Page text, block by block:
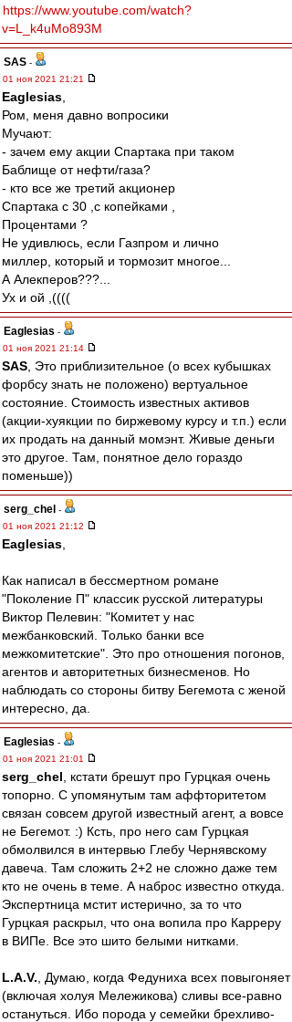
https://www.youtube.com/watch?
v=L_k4uMo893M
SAS -
01 ноя 2021 21:21
Eaglesias
Ром, меня давно вопросики
Мучают:
- зачем ему акции Спартака при таком
Баблище от нефти/газа?
- кто все же третий акционер
Спартака с 30 ,с копейками ,
Процентами ?
Не удивлюсь, если Газпром и лично
миллер, который и тормозит многое...
А Алекперов???...
Ух и ой ,((((
Eaglesias -
01 ноя 2021 21:14
SAS , Это приблизительное (о всех кубышках
форбсу знать не положено) вертуальное
состояние. Стоимость известных активов
(акции-хуякции по биржевому курсу и т.п.) если
их продать на данный момэнт. Живые деньги
это другое. Там, понятное дело гораздо
поменьше))
serg_chel -
01 ноя 2021 21:12
Eaglesias
Как написал в бессмертном романе
"Поколение П" классик русской литературы
Виктор Пелевин: "Комитет у нас
межбанковский. Только банки все
межкомитетские". Это про отношения погонов,
агентов и авторитетных бизнесменов. Но
наблюдать со стороны битву Бегемота с женой
интересно, да.
Eaglesias -
01 ноя 2021 21:01
serg_chel , кстати брешут про Гурцкая очень
топорно. С упомянутым там аффторитетом
связан совсем другой известный агент, а вовсе
не Бегемот. :) Ксть, про него сам Гурцкая
обмолвился в интервью Глебу Чернявскому
давеча. Там сложить 2+2 не сложно даже тем
кто не очень в теме. А наброс известно откуда.
Экспертница мстит истерично, за то что
Гурцкая раскрыл, что она вопила про Карреру
в ВИПе. Все это шито белыми нитками.
L.А.V. , Думаю, когда Федуниха всех повыгоняет
(включая холуя Мележикова) сливы все-равно
остануться. Ибо порода у семейки брехливо-